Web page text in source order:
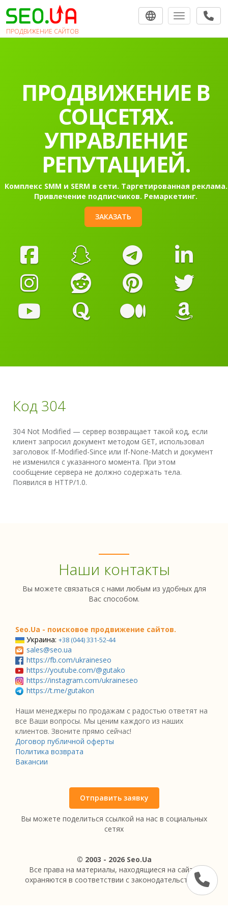
ПРОДВИЖЕНИЕ САЙТОВ
Toggle
ПРОДВИЖЕНИЕ В
СОЦСЕТЯХ.
УПРАВЛЕНИЕ
РЕПУТАЦИЕЙ.
Комплекс SMM и SERM в сети. Таргетированная реклама.
Привлечение подписчиков. Ремаркетинг.
ЗАКАЗАТЬ
Код 304
304 Not Modified — сервер возвращает такой код, если
клиент запросил документ методом GET, использовал
заголовок If-Modified-Since или If-None-Match и документ
не изменился с указанного момента. При этом
сообщение сервера не должно содержать тела.
Появился в HTTP/1.0.
Наши контакты
Вы можете связаться с нами любым из удобных для
Вас способом.
Seo.Ua - поисковое продвижение сайтов.
Украина: +38 (044) 331-52-44
sales@seo.ua
https://fb.com/ukraineseo
https://youtube.com/@gutako
https://instagram.com/ukraineseo
https://t.me/gutakon
Наши менеджеры по продажам с радостью ответят на
все Ваши вопросы. Мы ценим каждого из наших
клиентов. Звоните прямо сейчас!
Договор публичной оферты
Политика возврата
Вакансии
Отправить заявку
Вы можете поделиться ссылкой на нас в социальных
сетях
© 2003 - 2026 Seo.Ua
Все права на материалы, находящиеся на сайте,
охраняются в соответствии с законодательством.